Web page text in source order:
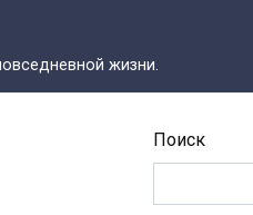
жизни.
Поиск